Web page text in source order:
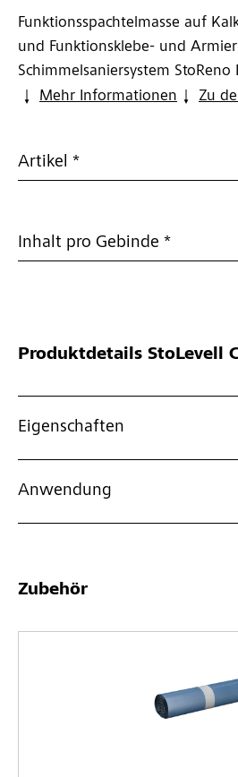
Funktionsspachtelmasse auf
und Funktionsklebe- und
Schimmelsaniersystem StoReno
Mehr Informationen
Zu
Artikel *
Inhalt pro Gebinde *
Produktdetails StoLevell
Eigenschaften
Anwendung
Zubehör